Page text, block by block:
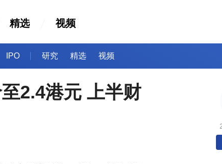
精选 视频
IPO 研究 精选 视频
2.4港元 上半财